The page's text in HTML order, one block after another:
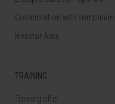
Collaboration with companies
Investor Area
TRAINING
Training offer